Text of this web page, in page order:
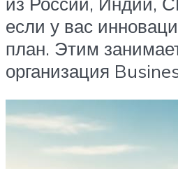
если у вас
план. Этим
организация